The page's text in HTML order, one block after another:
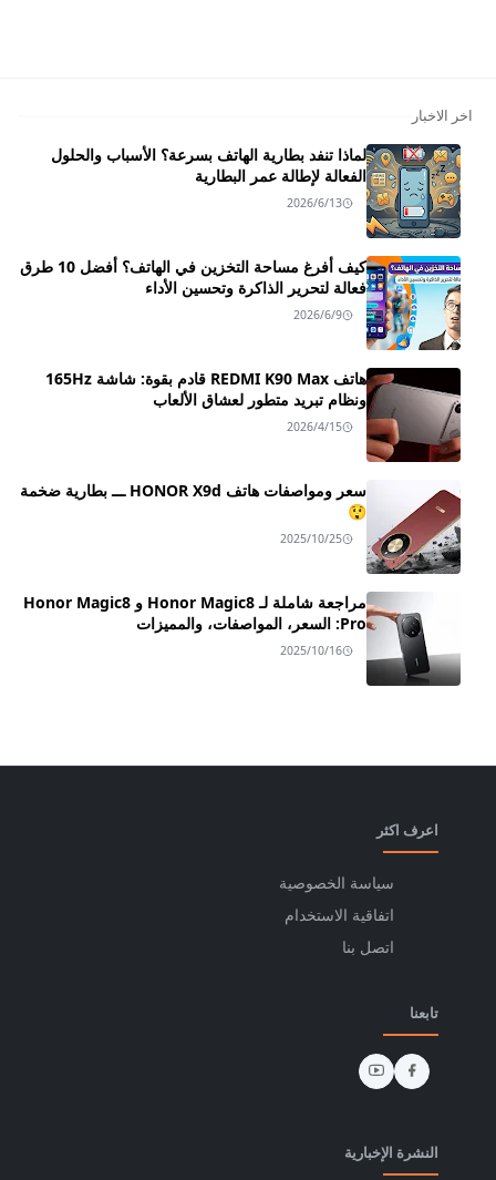
اخر الاخبار
لماذا تنفد بطارية الهاتف بسرعة؟ الأسباب والحلول
الفعالة لإطالة عمر البطارية
2026/6/13
كيف أفرغ مساحة التخزين في الهاتف؟ أفضل 10 طرق
فعالة لتحرير الذاكرة وتحسين الأداء
2026/6/9
هاتف REDMI K90 Max قادم بقوة: شاشة 165Hz
ونظام تبريد متطور لعشاق الألعاب
2026/4/15
سعر ومواصفات هاتف HONOR X9d ـــ بطارية ضخمة
😲
2025/10/25
مراجعة شاملة لـ Honor Magic8 و Honor Magic8
Pro: السعر، المواصفات، والمميزات
2025/10/16
اعرف اكثر
سياسة الخصوصية
اتفاقية الاستخدام
اتصل بنا
تابعنا
النشرة الإخبارية